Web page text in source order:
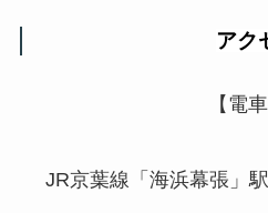
アク
【電車
JR京葉線「海浜幕張」